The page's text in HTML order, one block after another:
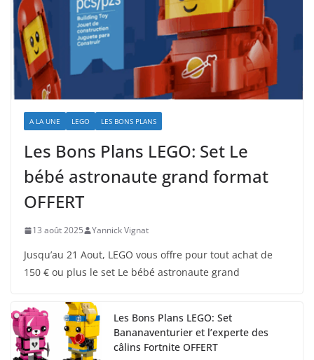
A LA UNE LEGO LES BONS PLANS
Les Bons Plans LEGO: Set Le
bébé astronaute grand format
OFFERT
13 août 2025 Yannick Vignat
Jusqu’au 21 Aout, LEGO vous offre pour tout achat de
150 € ou plus le set Le bébé astronaute grand
Les Bons Plans LEGO: Set
Bananaventurier et l’experte des
câlins Fortnite OFFERT